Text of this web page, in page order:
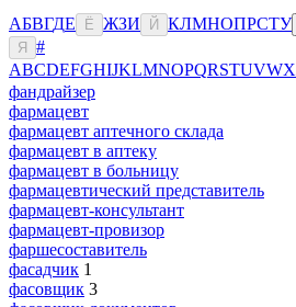
АБВГДЕ Ё ЖЗИ Й КЛМНОПРСТУ
Я
#
ABCDEFGHIJKLMNOPQRSTUVWX
фандрайзер
фармацевт
фармацевт аптечного склада
фармацевт в аптеку
фармацевт в больницу
фармацевтический представитель
фармацевт-консультант
фармацевт-провизор
фаршесоставитель
фасадчик 1
фасовщик 3